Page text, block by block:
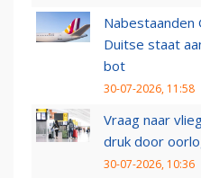
Nabestaanden
Duitse staat
bot
30-07-2026, 11:58
Vraag naar
druk door
30-07-2026, 10:36